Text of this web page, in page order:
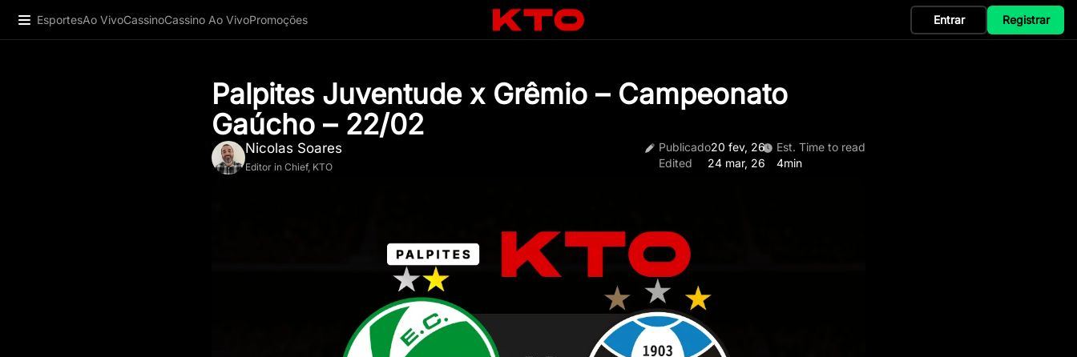
EsportesAo VivoCassinoCassino Ao VivoPromoções Entrar Registrar
Palpites Juventude x Grêmio – Campeonato
Gaúcho – 22/02
Nicolas Soares
Editor in Chief, KTO
Publicado20 fev, 26
Edited
24 mar, 26
Est. Time to read
4min